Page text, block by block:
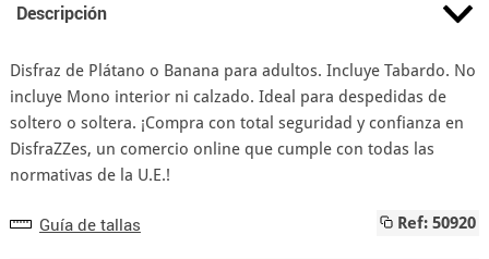
Descripción
Disfraz de Plátano o Banana para adultos. Incluye Tabardo. No
incluye Mono interior ni calzado. Ideal para despedidas de
soltero o soltera. ¡Compra con total seguridad y confianza en
DisfraZZes, un comercio online que cumple con todas las
normativas de la U.E.!
Guía de tallas Ref: 50920